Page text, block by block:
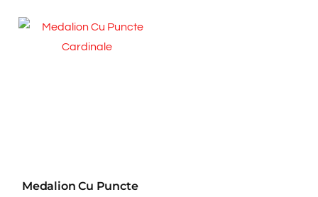
Medalion Cu Puncte